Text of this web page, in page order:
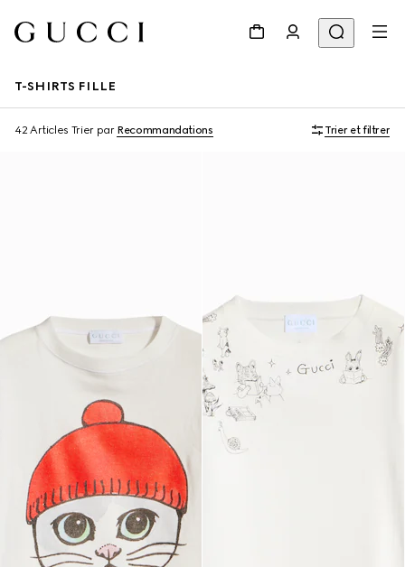
T-SHIRTS FILLE
42 Articles Trier par Recommandations Trier et filtrer